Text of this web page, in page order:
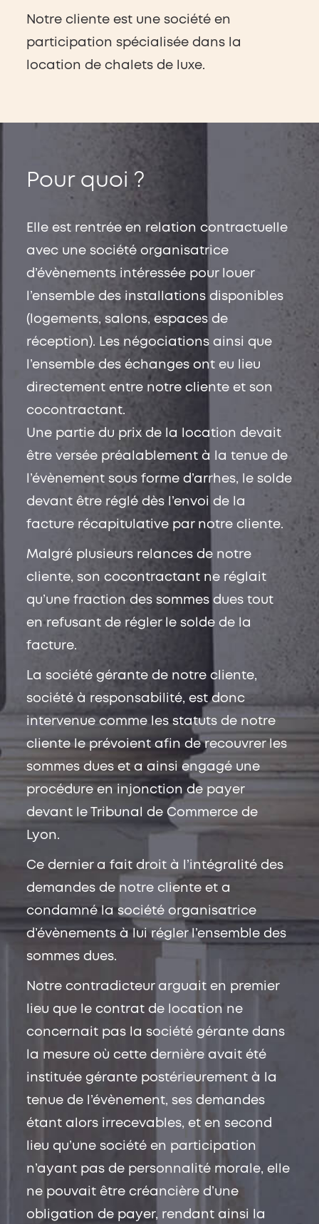
Notre cliente est une société en
participation spécialisée dans la
location de chalets de luxe.
Pour quoi ?
Elle est rentrée en relation contractuelle
avec une société organisatrice
d’évènements intéressée pour louer
l’ensemble des installations disponibles
(logements, salons, espaces de
réception). Les négociations ainsi que
l’ensemble des échanges ont eu lieu
directement entre notre cliente et son
cocontractant.
Une partie du prix de la location devait
être versée préalablement à la tenue de
l’évènement sous forme d’arrhes, le solde
devant être réglé dès l’envoi de la
facture récapitulative par notre cliente.
Malgré plusieurs relances de notre
cliente, son cocontractant ne réglait
qu’une fraction des sommes dues tout
en refusant de régler le solde de la
facture.
La société gérante de notre cliente,
société à responsabilité, est donc
intervenue comme les statuts de notre
cliente le prévoient afin de recouvrer les
sommes dues et a ainsi engagé une
procédure en injonction de payer
devant le Tribunal de Commerce de
Lyon.
Ce dernier a fait droit à l’intégralité des
demandes de notre cliente et a
condamné la société organisatrice
d’évènements à lui régler l’ensemble des
sommes dues.
Notre contradicteur arguait en premier
lieu que le contrat de location ne
concernait pas la société gérante dans
la mesure où cette dernière avait été
instituée gérante postérieurement à la
tenue de l’évènement, ses demandes
étant alors irrecevables, et en second
lieu qu’une société en participation
n’ayant pas de personnalité morale, elle
ne pouvait être créancière d’une
obligation de payer, rendant ainsi la